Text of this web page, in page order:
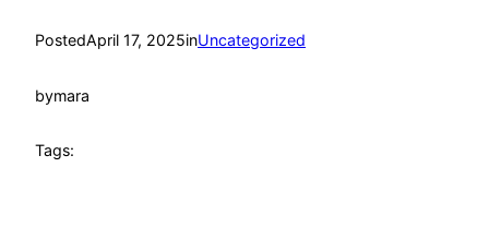
PostedApril 17, 2025inUncategorized
bymara
Tags: